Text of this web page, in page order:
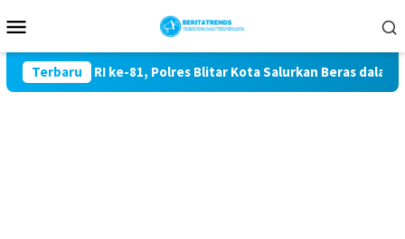
ke
Mobile
TerbaruRI ke-81, Polres Blitar Kota Salurkan Beras dalam